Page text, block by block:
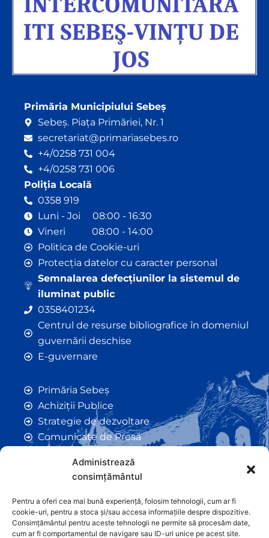
Administrează
consimțământul
Pentru a oferi cea mai bună experiență, folosim tehnologii, cum ar fi
cookie-uri, pentru a stoca și/sau accesa informațiile despre dispozitive.
Consimțământul pentru aceste tehnologii ne permite să procesăm date,
cum ar fi comportamentul de navigare sau ID-uri unice pe acest site.
Primăria Municipiului Sebeș
Sebeș. Piața Primăriei, Nr. 1
secretariat@primariasebes.ro
+4/0258 731 004
+4/0258 731 006
Poliția Locală
0358 919
Luni - Joi 08:00 - 16:30
Vineri 08:00 - 14:00
Politica de Cookie-uri
Protecția datelor cu caracter personal
Semnalarea defecțiunilor la sistemul de
iluminat public
0358401234
Centrul de resurse bibliografice în domeniul
guvernării deschise
E-guvernare
Primăria Sebeș
Achiziții Publice
Strategie de dezvoltare
Comunicate de Presă
Anunțuri
Hotarâri de Consiliu
Certificate de Urbanism
Autorizații de Construcții
Orașe Înfrățite